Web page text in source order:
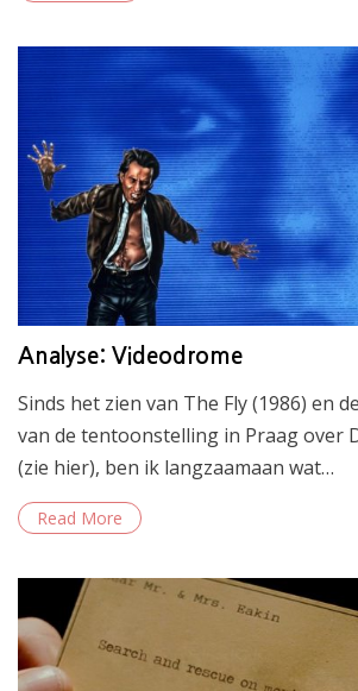
Analyse: Videodrome
Sinds het zien van The Fly (1986) en
van de tentoonstelling in Praag over
(zie hier), ben ik langzaamaan wat…
Read More